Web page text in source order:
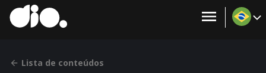
Lista de conteúdos